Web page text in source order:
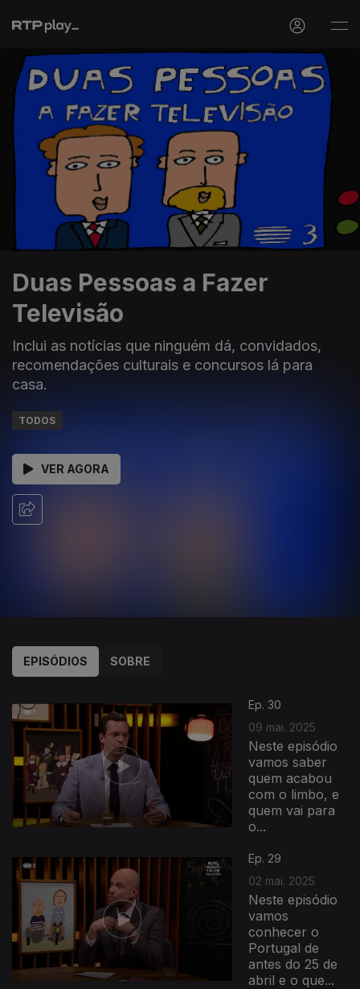
Duas Pessoas a Fazer
Televisão
Inclui as notícias que ninguém dá, convidados,
recomendações culturais e concursos lá para
casa.
TODOS
VER AGORA
EPISÓDIOS SOBRE
Ep. 30
09 mai. 2025
Neste episódio
vamos saber
quem acabou
com o limbo, e
quem vai para
o...
Ep. 29
02 mai. 2025
Neste episódio
vamos
conhecer o
Portugal de
antes do 25 de
abril e o que...